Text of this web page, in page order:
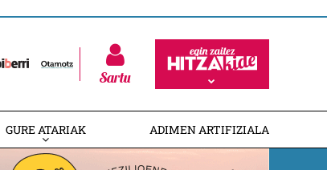
Sartu
GURE ATARIAK ADIMEN ARTIFIZIALA